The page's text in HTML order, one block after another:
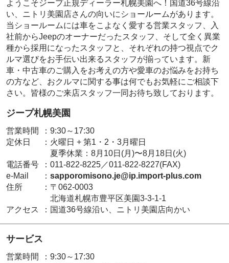
ようこそジープ正規ディーラー札幌美園へ！国道36号線沿
い、ニトリ美園店さんの向いにショールームがあります。
当ショールームには車をこよなく愛する営業スタッフ、入
社前からJeepのオーナーだったスタッフ、そして全く異業
種から採用になったスタッフと、それぞれの持つ視点でク
ルマ選びをお手伝い出来るスタッフが揃っています。新
車・中古車のご購入をお考えの方や愛車のお悩みをお持ち
の方など、おクルマに関する事は何でもお気軽にご相談下
さい。皆様のご来店スタッフ一同お待ち致しております。
ジープ札幌美園
営業時間 ： 9:30～17:30
定休日
： 火曜日 + 第1・2・3月曜日
夏季休業：8月10日(月)〜8月18日(火)
電話番号
： 011-822-8225／011-822-8227(FAX)
e-Mail
： sapporomisono.je@ip.import-plus.com
住所
： 〒062-0003
北海道札幌市豊平区美園3-3-1-1
アクセス
： 国道36号線沿い、ニトリ美園店向かい
サービス
営業時間 ： 9:30～17:30